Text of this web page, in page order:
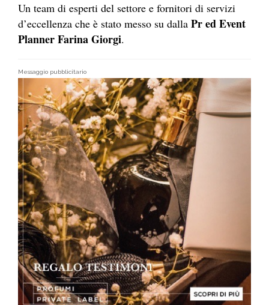
Un team di esperti del settore e fornitori di servizi
d’eccellenza che è stato messo su dalla Pr ed Event
Planner Farina Giorgi.
Messaggio pubblicitario